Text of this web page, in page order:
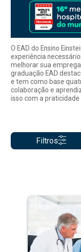
O EAD do Ensino
experiência
melhorar sua
graduação EAD
e tem como base
colaboração e
isso com a
Filtros